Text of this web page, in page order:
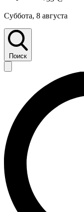
Суббота, 8 августа
Поиск